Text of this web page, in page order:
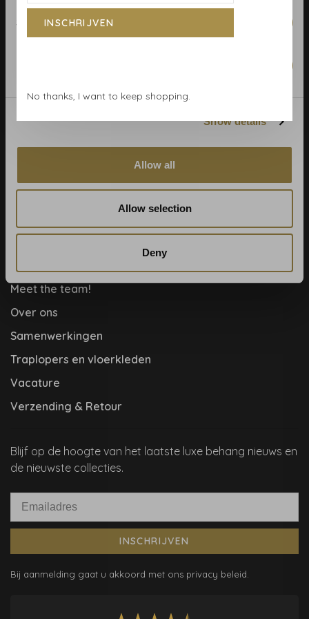
Statistics
Show details
Allow all
Allow selection
Deny
Behangwinkel Haarlem
Betaalmethoden
Blog
Cookie- en privacyverklaring
Meet the team!
Over ons
Samenwerkingen
Traplopers en vloerkleden
Vacature
Verzending & Retour
Blijf op de hoogte van het laatste luxe behang nieuws en
de nieuwste collecties.
INSCHRIJVEN
Bij aanmelding gaat u akkoord met ons privacy beleid.
INSCHRIJVEN
No thanks, I want to keep shopping.